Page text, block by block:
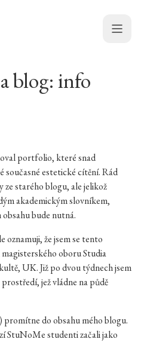
Menu
blog: info
portfolio, které snad
současné estetické cítění. Rád
ze starého blogu, ale jelikož
akademickým slovníkem,
obsahu bude nutná.
oznamuji, že jsem se tento
oboru Studia
UK. Již po dvou týdnech jsem
jež vládne na půdě
promítne do obsahu mého blogu.
StuNoMe studenti začali jako